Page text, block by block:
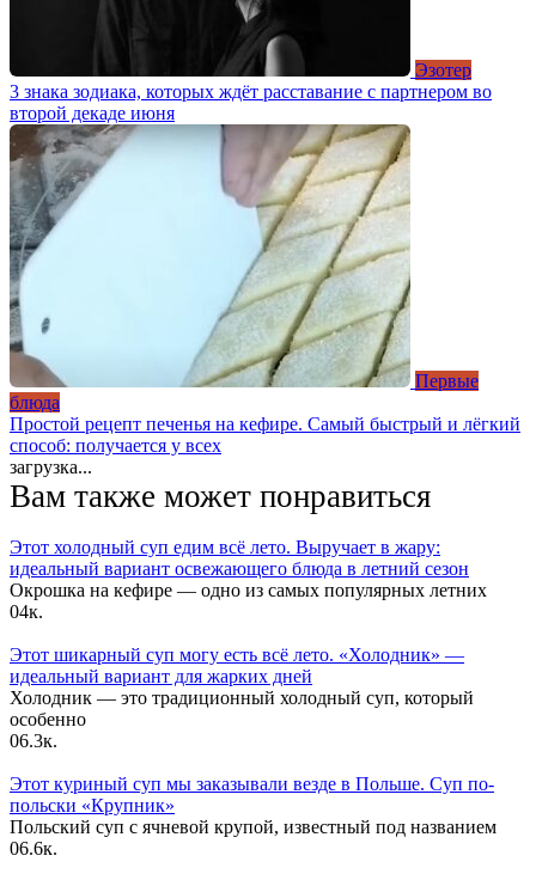
Эзотер
3 знака зодиака, которых ждёт расставание с партнером во
второй декаде июня
Первые
блюда
Простой рецепт печенья на кефире. Самый быстрый и лёгкий
способ: получается у всех
загрузка...
Вам также может понравиться
Этот холодный суп едим всё лето. Выручает в жару:
идеальный вариант освежающего блюда в летний сезон
Окрошка на кефире — одно из самых популярных летних
04к.
Этот шикарный суп могу есть всё лето. «Холодник» —
идеальный вариант для жарких дней
Холодник — это традиционный холодный суп, который
особенно
06.3к.
Этот куриный суп мы заказывали везде в Польше. Суп по-
польски «Крупник»
Польский суп с ячневой крупой, известный под названием
06.6к.